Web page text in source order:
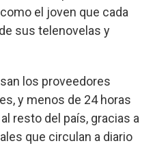
el joven que cada
sus telenovelas y
los proveedores
y menos de 24 horas
resto del país, gracias a
que circulan a diario